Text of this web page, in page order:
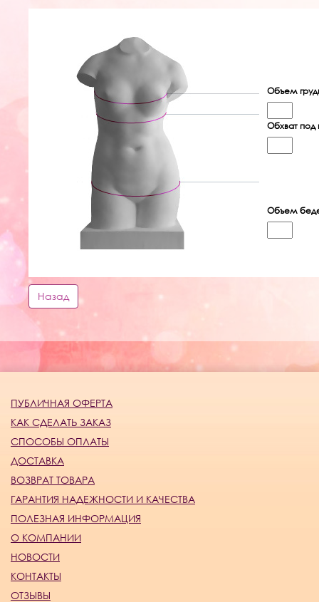
Объем
Обхват под
Объем
Назад
ПУБЛИЧНАЯ ОФЕРТА
КАК СДЕЛАТЬ ЗАКАЗ
СПОСОБЫ ОПЛАТЫ
ДОСТАВКА
ВОЗВРАТ ТОВАРА
ГАРАНТИЯ НАДЕЖНОСТИ И КАЧЕСТВА
ПОЛЕЗНАЯ ИНФОРМАЦИЯ
О КОМПАНИИ
НОВОСТИ
КОНТАКТЫ
ОТЗЫВЫ